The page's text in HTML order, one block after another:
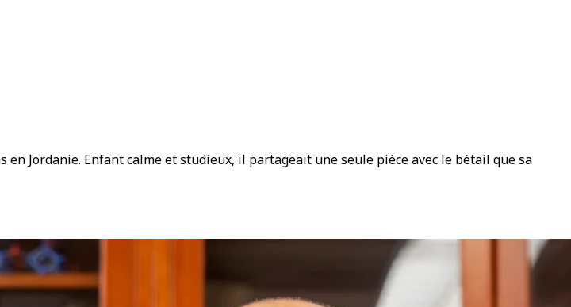
Jordanie. Enfant calme et studieux, il partageait une seule pièce avec le bétail que sa